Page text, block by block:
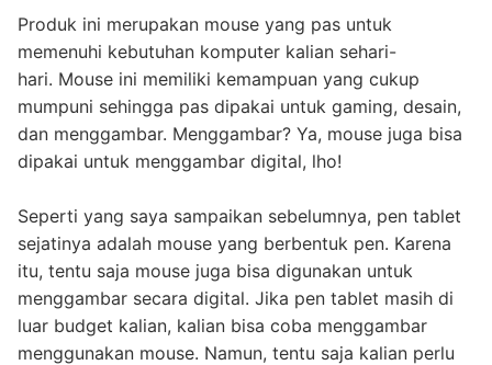
Produk ini merupakan mouse yang pas untuk
memenuhi kebutuhan komputer kalian sehari-
hari. Mouse ini memiliki kemampuan yang cukup
mumpuni sehingga pas dipakai untuk gaming, desain,
dan menggambar. Menggambar? Ya, mouse juga bisa
dipakai untuk menggambar digital, lho!
Seperti yang saya sampaikan sebelumnya, pen tablet
sejatinya adalah mouse yang berbentuk pen. Karena
itu, tentu saja mouse juga bisa digunakan untuk
menggambar secara digital. Jika pen tablet masih di
luar budget kalian, kalian bisa coba menggambar
menggunakan mouse. Namun, tentu saja kalian perlu